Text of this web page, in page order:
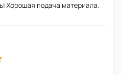
Хорошая подача материала.